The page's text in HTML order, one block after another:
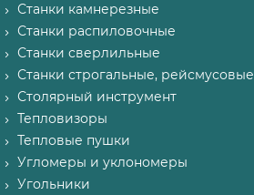
Станки камнерезные
Станки распиловочные
Станки сверлильные
Станки строгальные, рейсмусовые
Столярный инструмент
Тепловизоры
Тепловые пушки
Угломеры и уклономеры
Угольники